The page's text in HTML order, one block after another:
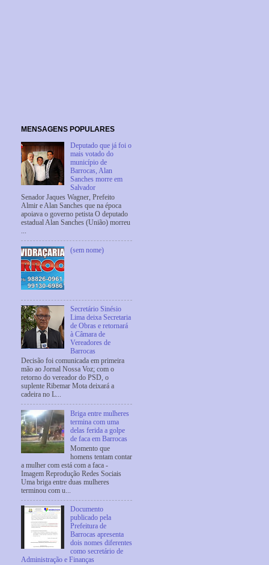
MENSAGENS POPULARES
Deputado que já foi o
mais votado do
município de
Barrocas, Alan
Sanches morre em
Salvador
Senador Jaques Wagner, Prefeito
Almir e Alan Sanches que na época
apoiava o governo petista O deputado
estadual Alan Sanches (União) morreu
...
(sem nome)
Secretário Sinésio
Lima deixa Secretaria
de Obras e retornará
à Câmara de
Vereadores de
Barrocas
Decisão foi comunicada em primeira
mão ao Jornal Nossa Voz; com o
retorno do vereador do PSD, o
suplente Ribemar Mota deixará a
cadeira no L...
Briga entre mulheres
termina com uma
delas ferida a golpe
de faca em Barrocas
Momento que
homens tentam contar
a mulher com está com a faca -
Imagem Reprodução Redes Sociais
Uma briga entre duas mulheres
terminou com u...
Documento
publicado pela
Prefeitura de
Barrocas apresenta
dois nomes diferentes
como secretário de
Administração e Finanças